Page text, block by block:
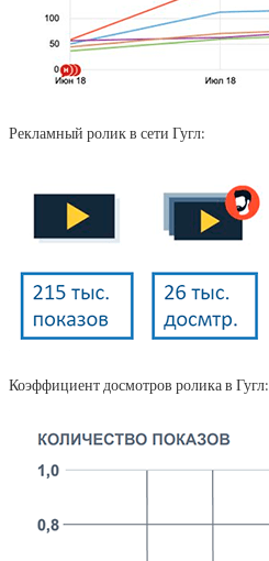
Рекламный ролик в сети Гугл:
Коэффициент досмотров ролика в Гугл: